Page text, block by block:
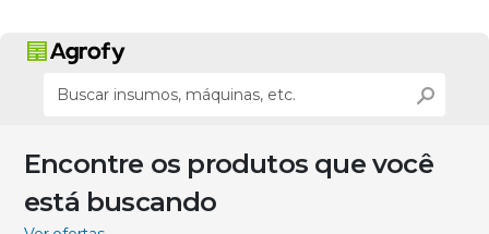
Encontre os produtos que você
está buscando